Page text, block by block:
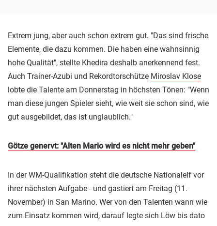
Extrem jung, aber auch schon extrem gut. "Das sind frische
Elemente, die dazu kommen. Die haben eine wahnsinnig
hohe Qualität", stellte Khedira deshalb anerkennend fest.
Auch Trainer-Azubi und Rekordtorschütze Miroslav Klose
lobte die Talente am Donnerstag in höchsten Tönen: "Wenn
man diese jungen Spieler sieht, wie weit sie schon sind, wie
gut ausgebildet, das ist unglaublich."
Götze genervt: "Alten Mario wird es nicht mehr geben"
In der WM-Qualifikation steht die deutsche Nationalelf vor
ihrer nächsten Aufgabe - und gastiert am Freitag (11.
November) in San Marino. Wer von den Talenten wann wie
zum Einsatz kommen wird, darauf legte sich Löw bis dato